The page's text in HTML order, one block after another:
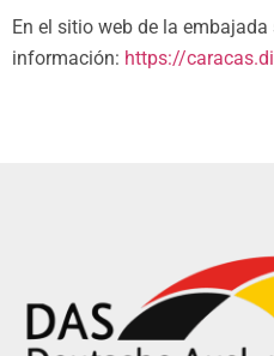
En el sitio web de la
información: https://